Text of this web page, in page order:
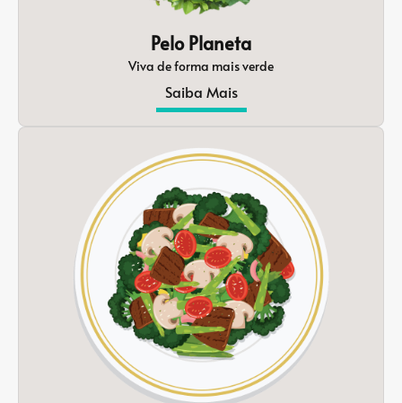
Pelo Planeta
Viva de forma mais verde
Saiba Mais